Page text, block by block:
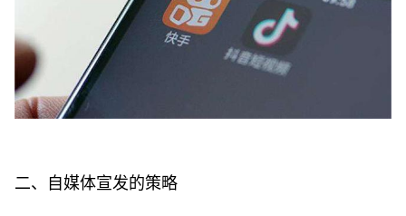
二、自媒体宣发的策略